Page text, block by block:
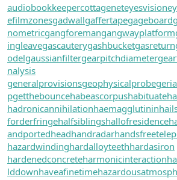
audiobookkeepercottageneteyesvision
efilmzonesgadwallgaffertapegageboard
nometricgangforemangangwayplatform
ingleavegascauterygashbucketgasreturn
odelgaussianfiltergearpitchdiameter
nalysis
generalprovisionsgeophysicalprobe
pgetthebouncehabeascorpushabituate
hadronicannihilationhaemagglutinin
forderfringehalfsiblingshallofresidence
andportedheadhandradar
hazardwindinghardalloyteethhardasiron
hardenedconcreteharmonicinteraction
lddownhaveafinetime